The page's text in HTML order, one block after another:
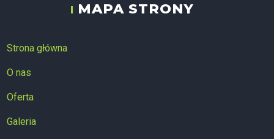
ALTAN-STYL
MAPA STRONY
Strona główna
O nas
Oferta
Galeria